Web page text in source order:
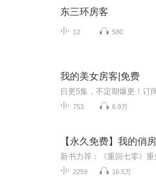
东三环房客
12 580
我的美女房客|免费
753 6.9万
2259 16.5万